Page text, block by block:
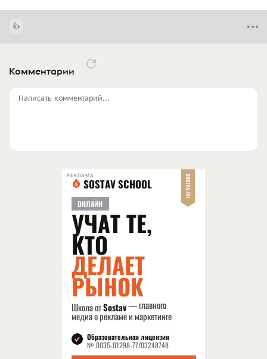
Комментарии
Написать комментарий...
РЕКЛАМА